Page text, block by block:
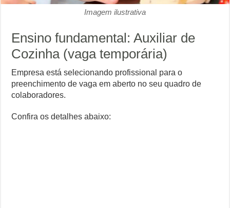
Imagem ilustrativa
Ensino fundamental: Auxiliar de
Cozinha (vaga temporária)
Empresa está selecionando profissional para o
preenchimento de vaga em aberto no seu quadro de
colaboradores.
Confira os detalhes abaixo: